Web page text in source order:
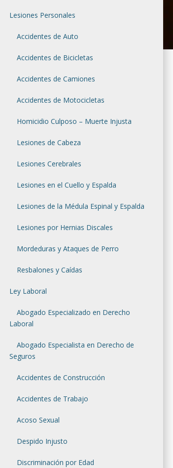
Lesiones Personales
Accidentes de Auto
Accidentes de Bicicletas
Accidentes de Camiones
Accidentes de Motocicletas
Homicidio Culposo – Muerte Injusta
Lesiones de Cabeza
Lesiones Cerebrales
Lesiones en el Cuello y Espalda
Lesiones de la Médula Espinal y Espalda
Lesiones por Hernias Discales
Mordeduras y Ataques de Perro
Resbalones y Caídas
Ley Laboral
Abogado Especializado en Derecho
Laboral
Abogado Especialista en Derecho de
Seguros
Accidentes de Construcción
Accidentes de Trabajo
Acoso Sexual
Despido Injusto
Discriminación por Edad